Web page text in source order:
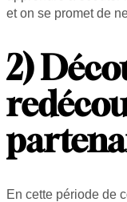
et on se promet de
2)
En cette période de